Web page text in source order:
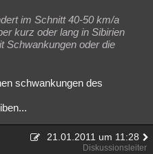
im Schnitt 40-50 km/a
kurz oder lang in Sibirien
Schwankungen oder die
schwankungen des
21.01.2011 um 11:28
Diskussionsleiter